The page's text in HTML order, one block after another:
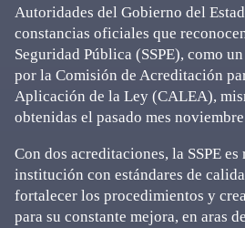
Autoridades del Gobierno del
constancias oficiales que
Seguridad Pública (SSPE), como
por la Comisión de Acreditación
Aplicación de la Ley (CALEA),
obtenidas el pasado mes
Con dos acreditaciones, la SSPE
institución con estándares de
fortalecer los procedimientos y
para su constante mejora, en aras